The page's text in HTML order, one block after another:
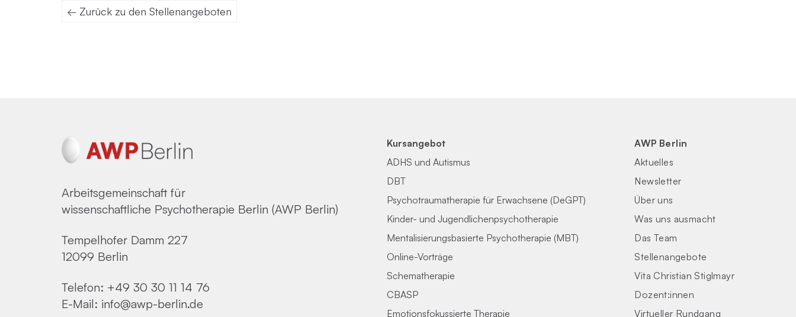
← Zurück zu den Stellenangeboten
Arbeitsgemeinschaft für
wissenschaftliche Psychotherapie Berlin (AWP Berlin)
Tempelhofer Damm 227
12099 Berlin
Telefon: +49 30 30 11 14 76
E-Mail: info@awp-berlin.de
Kursangebot
ADHS und Autismus
DBT
Psychotraumatherapie für Erwachsene (DeGPT)
Kinder- und Jugendlichenpsychotherapie
Mentalisierungsbasierte Psychotherapie (MBT)
Online-Vorträge
Schematherapie
CBASP
Emotionsfokussierte Therapie
AWP Berlin
Aktuelles
Newsletter
Über uns
Was uns ausmacht
Das Team
Stellenangebote
Vita Christian Stiglmayr
Dozent:innen
Virtueller Rundgang